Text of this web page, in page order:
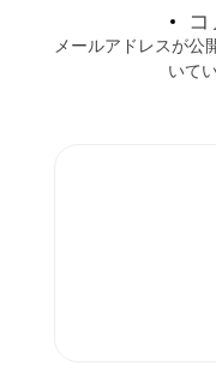
メールアドレスが公
いて